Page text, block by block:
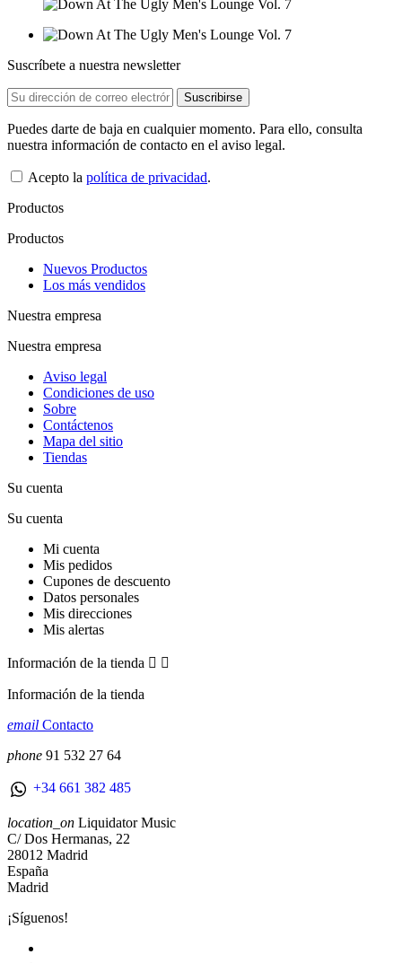
Suscríbete a nuestra newsletter
Puedes darte de baja en cualquier momento. Para ello, consulta
nuestra información de contacto en el aviso legal.
Acepto la política de privacidad.
Productos
Productos
Nuevos Productos
Los más vendidos
Nuestra empresa
Nuestra empresa
Aviso legal
Condiciones de uso
Sobre
Contáctenos
Mapa del sitio
Tiendas
Su cuenta
Su cuenta
Mi cuenta
Mis pedidos
Cupones de descuento
Datos personales
Mis direcciones
Mis alertas
Información de la tienda  
Información de la tienda
email Contacto
phone 91 532 27 64
+34 661 382 485
location_on Liquidator Music
C/ Dos Hermanas, 22
28012 Madrid
España
Madrid
¡Síguenos!